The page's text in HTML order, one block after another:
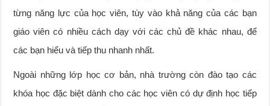
từng năng lực của học viên, tùy vào khả năng của các bạn
giáo viên có nhiều cách dạy với các chủ đề khác nhau, để
các bạn hiểu và tiếp thu nhanh nhất.
Ngoài những lớp học cơ bản, nhà trường còn đào tạo các
khóa học đặc biệt dành cho các học viên có dự định học tiếp